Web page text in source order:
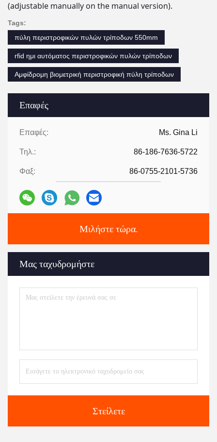
Επαφές
Επαφές: Ms. Gina Li
Τηλ.: 86-186-7636-5722
Φαξ: 86-0755-2101-5736
Μιλήστε τώρα.
Μας ταχυδρομήστε
Στείλετε
(adjustable manually on the manual version).
Tags:
πύλη περιστροφικών πυλών τρίποδων 550mm
rfid ημι αυτόματος περιστροφικών πυλών τρίποδων
Αμφίδρομη βιομετρική περιστροφική πύλη τρίποδων